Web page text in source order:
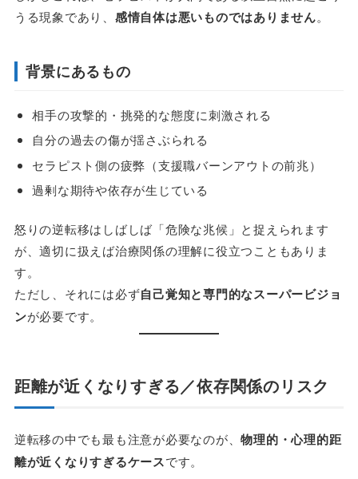
うる現象であり、 感情自体は悪いものではありません。
背景にあるもの
相手の攻撃的・挑発的な態度に刺激される
自分の過去の傷が揺さぶられる
セラピスト側の疲弊（支援職バーンアウトの前兆）
過剰な期待や依存が生じている
怒りの逆転移はしばしば「危険な兆候」と捉えられます
が、適切に扱えば治療関係の理解に役立つこともありま
す。
ただし、それには必ず自己覚知と専門的なスーパービジョ
ンが必要です。
距離が近くなりすぎる／依存関係のリスク
逆転移の中でも最も注意が必要なのが、物理的・心理的距
離が近くなりすぎるケースです。